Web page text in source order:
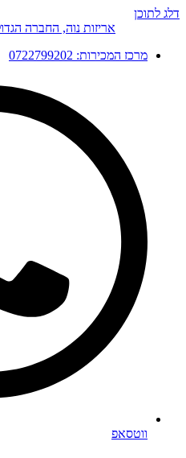
דלג לתוכן
אריזות נוה, החברה
מרכז המכירות: 0722799202
ווטסאפ